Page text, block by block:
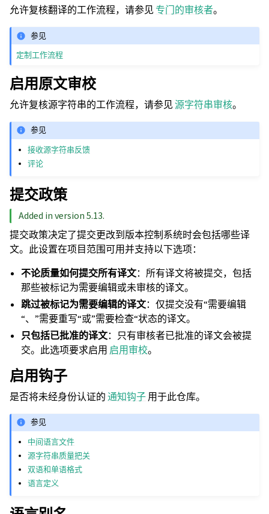
允许复核翻译的工作流程，请参见专门的审核者。
参见
定制工作流程
启用原文审校
允许复核源字符串的工作流程，请参见源字符串审核。
参见
接收源字符串反馈
评论
提交政策
Added in version 5.13.
提交政策决定了提交更改到版本控制系统时会包括哪些译
文。此设置在项目范围可用并支持以下选项：
不论质量如何提交所有译文：所有译文将被提交，包括
那些被标记为需要编辑或未审核的译文。
跳过被标记为需要编辑的译文：仅提交没有“需要编辑
“、”需要重写“或”需要检查“状态的译文。
只包括已批准的译文：只有审核者已批准的译文会被提
交。此选项要求启用 启用审校。
启用钩子
是否将未经身份认证的通知钩子用于此仓库。
参见
中间语言文件
源字符串质量把关
双语和单语格式
语言定义